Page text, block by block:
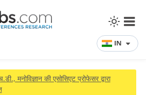
IN
मनोविज्ञान की एसोसिएट प्रोफेसर द्वारा